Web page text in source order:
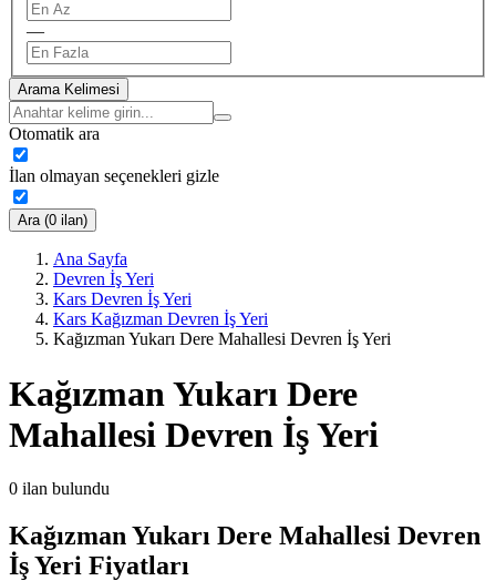
—
Arama Kelimesi
Otomatik ara
İlan olmayan seçenekleri gizle
Ara (0 ilan)
Ana Sayfa
Devren İş Yeri
Kars Devren İş Yeri
Kars Kağızman Devren İş Yeri
Kağızman Yukarı Dere Mahallesi Devren İş Yeri
Kağızman Yukarı Dere
Mahallesi Devren İş Yeri
0 ilan bulundu
Kağızman Yukarı Dere Mahallesi Devren
İş Yeri Fiyatları